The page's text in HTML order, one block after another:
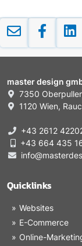
master design
7350
1120 Wien,
+43 2612
+43 664 435
Quicklinks
Websites
E-Commerce
Online-